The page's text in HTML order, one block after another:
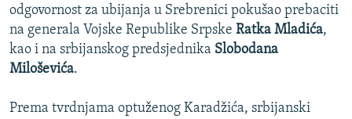
SVE KARTE DEJTONA
NASTANAK I RASPAD JUGOSLAVIJE
odgovornost za ubijanja u Srebrenici pokušao prebaciti
na generala Vojske Republike Srpske Ratka Mladića,
kao i na srbijanskog predsjednika Slobodana
Miloševića.
Prema tvrdnjama optuženog Karadžića, srbijanski